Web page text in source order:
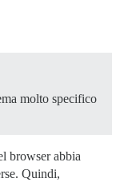
molto specifico
browser abbia
Quindi,